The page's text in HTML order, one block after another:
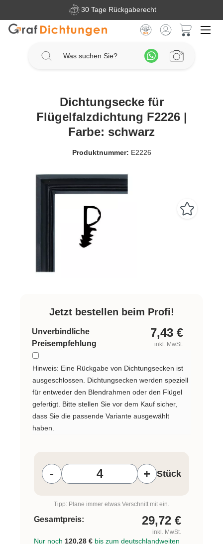
Zum Hauptinhalt springen30 Tage Rückgaberecht
Dichtungsecke für
Flügelfalzdichtung F2226 |
Farbe: schwarz
Produktnummer: E2226
Jetzt bestellen beim Profi!
Unverbindliche
Preisempfehlung
7,43 €
inkl. MwSt.
Hinweis: Eine Rückgabe von Dichtungsecken ist
ausgeschlossen. Dichtungsecken werden speziell
für entweder den Blendrahmen oder den Flügel
gefertigt. Bitte stellen Sie vor dem Kauf sicher,
dass Sie die passende Variante ausgewählt
haben.
- + Stück
Tipp: Plane immer etwas Verschnitt mit ein.
Gesamtpreis: 29,72 €
inkl. MwSt.
Nur noch 120,28 € bis zum deutschlandweiten